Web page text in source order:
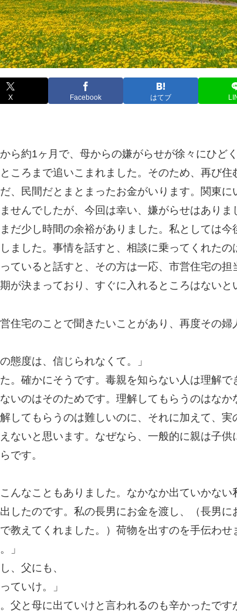
X Facebook はてブ
ら約1ヶ月で、母からの嫌がらせが徐々にひど
ころまで追いこまれました。そのため、再び住
、民間だとまとまったお金がいります。関東
せんでしたが、今回は幸い、嫌がらせはあり
だ少し時間の余裕がありました。私としては
ました。事情を話すと、相談に乗ってくれたの
ていると話すと、その方は一応、市営住宅の担
が決まっており、すぐに入れるところはないと
住宅のことで聞きたいことがあり、再度その婦
態度は、信じられなくて。」
。確かにそうです。毒親を知らない人は理解
いのはそのためです。理解してもらうのはな
してもらうのは難しいのに、それに加えて、
ないと思います。なぜなら、一般的に親は子
です。
んなこともありました。なかなか出ていかない
したのです。私の長男にお金を渡し、（長男
教えてくれました。）荷物を出すのを手伝わせ
」
、父にも、
ていけ。」
父と母に出ていけと言われるのも辛かったで